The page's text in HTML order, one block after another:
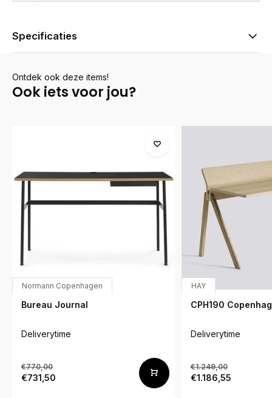
Specificaties
Ontdek ook deze items!
Ook iets voor jou?
Normann Copenhagen
Bureau Journal
Deliverytime
€770,00
€731,50
HAY
CPH190
Deliverytime
€1.249,00
€1.186,55